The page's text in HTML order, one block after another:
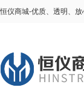
恒仪商城-优质、透明、